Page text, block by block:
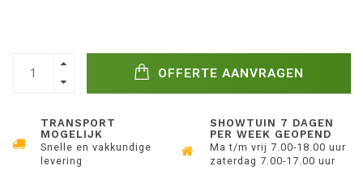
OFFERTE AANVRAGEN
TRANSPORT
MOGELIJK
Snelle en vakkundige
levering
SHOWTUIN 7 DAGEN
PER WEEK GEOPEND
Ma t/m vrij 7.00-18.00 uur
zaterdag 7.00-17.00 uur